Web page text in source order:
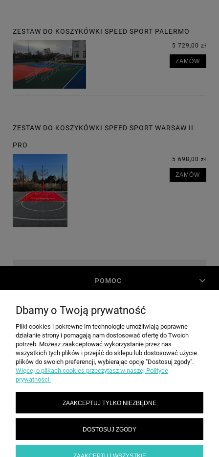
ZESTAW DO KOSZYKÓWKI SPEED SPORT PALERMO
5 729,00 zł
ZAMÓW
ZESTAW DO KOSZYKÓWKI SPEED SPORT WARSAW II
PRO
5 698,00 zł
ZAMÓW
POMOC
MOJE KONTO
PŁATNOŚCI I DOSTAWA
INFORMACJE
O NAS
SPEED grupa Sp. z o.o. | ul. Parkowa 12, 05-200 Wołomin |sekretariat@spd.pl
Dbamy o Twoją prywatność
Pliki cookies i pokrewne im technologie umożliwiają poprawne
działanie strony i pomagają nam dostosować ofertę do Twoich
potrzeb. Możesz zaakceptować wykorzystanie przez nas
wszystkich tych plików i przejść do sklepu lub dostosować użycie
plików do swoich preferencji, wybierając opcję "Dostosuj zgody".
Więcej o plikach cookies przeczytasz w naszej Polityce
prywatności.
ZAAKCEPTUJ TYLKO NIEZBĘDNE
DOSTOSUJ ZGODY
ZAAKCEPTUJ WSZYSTKIE